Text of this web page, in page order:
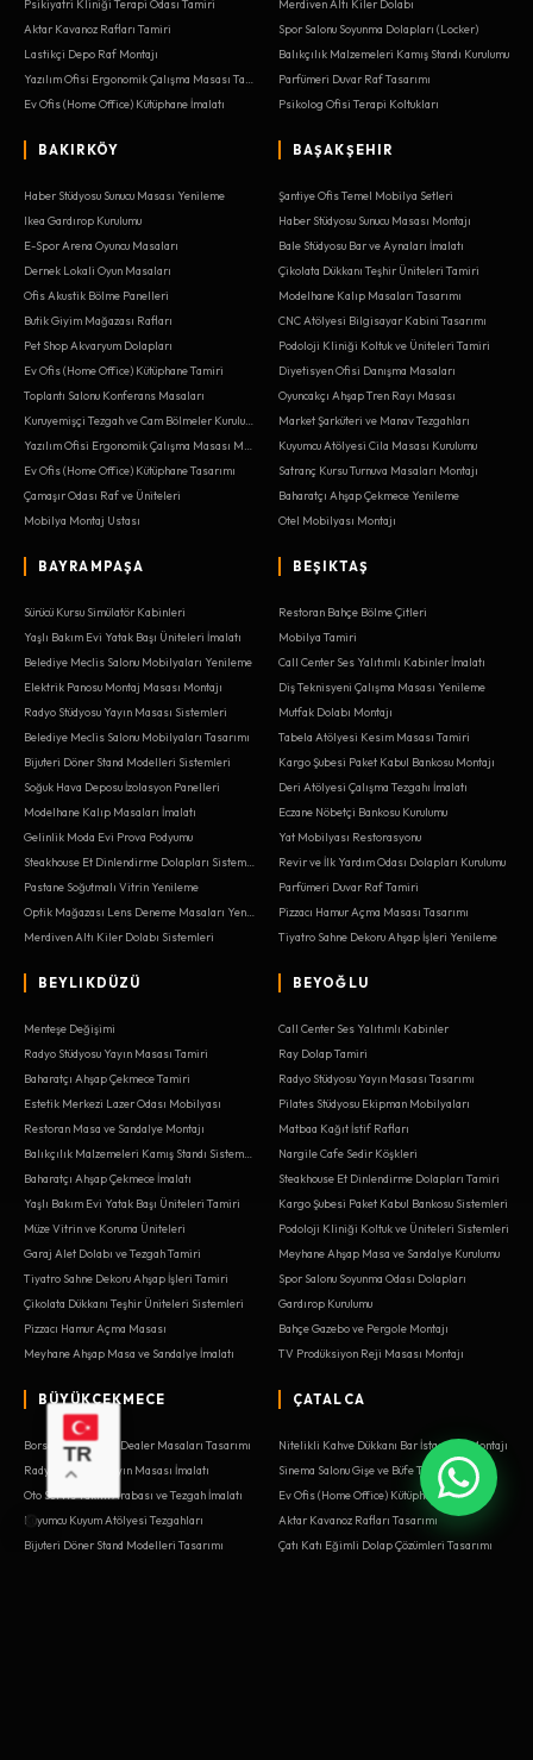
Psikiyatri Kliniği Terapi Odası Tamiri
Aktar Kavanoz Rafları Tamiri
Lastikçi Depo Raf Montajı
Ev Ofis (Home Office) Kütüphane İmalatı
Merdiven Altı Kiler Dolabı
Spor Salonu Soyunma Dolapları (Locker)
Balıkçılık Malzemeleri Kamış Standı Kurulumu
Parfümeri Duvar Raf Tasarımı
Psikolog Ofisi Terapi Koltukları
BAKIRKÖY
Haber Stüdyosu Sunucu Masası Yenileme
Ikea Gardırop Kurulumu
E-Spor Arena Oyuncu Masaları
Dernek Lokali Oyun Masaları
Ofis Akustik Bölme Panelleri
Butik Giyim Mağazası Rafları
Pet Shop Akvaryum Dolapları
Ev Ofis (Home Office) Kütüphane Tamiri
Toplantı Salonu Konferans Masaları
Ev Ofis (Home Office) Kütüphane Tasarımı
Çamaşır Odası Raf ve Üniteleri
Mobilya Montaj Ustası
BAŞAKŞEHIR
Şantiye Ofis Temel Mobilya Setleri
Haber Stüdyosu Sunucu Masası Montajı
Bale Stüdyosu Bar ve Aynaları İmalatı
Çikolata Dükkanı Teşhir Üniteleri Tamiri
Modelhane Kalıp Masaları Tasarımı
CNC Atölyesi Bilgisayar Kabini Tasarımı
Podoloji Kliniği Koltuk ve Üniteleri Tamiri
Diyetisyen Ofisi Danışma Masaları
Oyuncakçı Ahşap Tren Rayı Masası
Market Şarküteri ve Manav Tezgahları
Kuyumcu Atölyesi Cila Masası Kurulumu
Satranç Kursu Turnuva Masaları Montajı
Baharatçı Ahşap Çekmece Yenileme
Otel Mobilyası Montajı
BAYRAMPAŞA
Sürücü Kursu Simülatör Kabinleri
Yaşlı Bakım Evi Yatak Başı Üniteleri İmalatı
Belediye Meclis Salonu Mobilyaları Yenileme
Elektrik Panosu Montaj Masası Montajı
Radyo Stüdyosu Yayın Masası Sistemleri
Belediye Meclis Salonu Mobilyaları Tasarımı
Bijuteri Döner Stand Modelleri Sistemleri
Soğuk Hava Deposu İzolasyon Panelleri
Modelhane Kalıp Masaları İmalatı
Gelinlik Moda Evi Prova Podyumu
Pastane Soğutmalı Vitrin Yenileme
Merdiven Altı Kiler Dolabı Sistemleri
BEŞIKTAŞ
Restoran Bahçe Bölme Çitleri
Mobilya Tamiri
Call Center Ses Yalıtımlı Kabinler İmalatı
Diş Teknisyeni Çalışma Masası Yenileme
Mutfak Dolabı Montajı
Tabela Atölyesi Kesim Masası Tamiri
Kargo Şubesi Paket Kabul Bankosu Montajı
Deri Atölyesi Çalışma Tezgahı İmalatı
Eczane Nöbetçi Bankosu Kurulumu
Yat Mobilyası Restorasyonu
Revir ve İlk Yardım Odası Dolapları Kurulumu
Parfümeri Duvar Raf Tamiri
Pizzacı Hamur Açma Masası Tasarımı
Tiyatro Sahne Dekoru Ahşap İşleri Yenileme
BEYLIKDÜZÜ
Menteşe Değişimi
Radyo Stüdyosu Yayın Masası Tamiri
Baharatçı Ahşap Çekmece Tamiri
Estetik Merkezi Lazer Odası Mobilyası
Restoran Masa ve Sandalye Montajı
Baharatçı Ahşap Çekmece İmalatı
Yaşlı Bakım Evi Yatak Başı Üniteleri Tamiri
Müze Vitrin ve Koruma Üniteleri
Garaj Alet Dolabı ve Tezgah Tamiri
Tiyatro Sahne Dekoru Ahşap İşleri Tamiri
Çikolata Dükkanı Teşhir Üniteleri Sistemleri
Pizzacı Hamur Açma Masası
Meyhane Ahşap Masa ve Sandalye İmalatı
BEYOĞLU
Call Center Ses Yalıtımlı Kabinler
Ray Dolap Tamiri
Radyo Stüdyosu Yayın Masası Tasarımı
Pilates Stüdyosu Ekipman Mobilyaları
Matbaa Kağıt İstif Rafları
Nargile Cafe Sedir Köşkleri
Steakhouse Et Dinlendirme Dolapları Tamiri
Kargo Şubesi Paket Kabul Bankosu Sistemleri
Podoloji Kliniği Koltuk ve Üniteleri Sistemleri
Meyhane Ahşap Masa ve Sandalye Kurulumu
Spor Salonu Soyunma Odası Dolapları
Gardırop Kurulumu
Bahçe Gazebo ve Pergole Montajı
TV Prodüksiyon Reji Masası Montajı
BÜYÜKÇEKMECE
Borsa Aracı Kurum Dealer Masaları Tasarımı
Radyo Stüdyosu Yayın Masası İmalatı
Oto Servis Takım Arabası ve Tezgah İmalatı
Kuyumcu Kuyum Atölyesi Tezgahları
Bijuteri Döner Stand Modelleri Tasarımı
ÇATALCA
Nitelikli Kahve Dükkanı Bar İstasyonu Montajı
Sinema Salonu Gişe ve Büfe Tasarımı
Ev Ofis (Home Office) Kütüphane Kurulumu
Aktar Kavanoz Rafları Tasarımı
Çatı Katı Eğimli Dolap Çözümleri Tasarımı
TR